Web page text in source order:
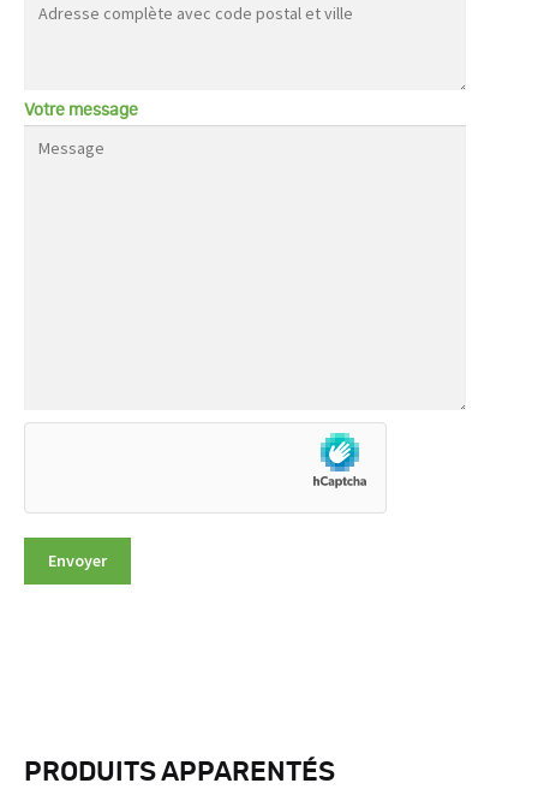
Votre message
PRODUITS APPARENTÉS